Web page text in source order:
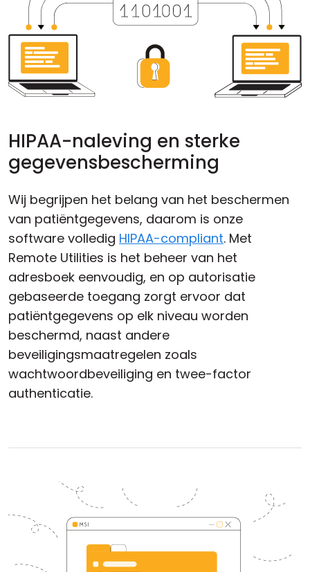
HIPAA-naleving en sterke
gegevensbescherming
Wij begrijpen het belang van het beschermen
van patiëntgegevens, daarom is onze
software volledig HIPAA-compliant. Met
Remote Utilities is het beheer van het
adresboek eenvoudig, en op autorisatie
gebaseerde toegang zorgt ervoor dat
patiëntgegevens op elk niveau worden
beschermd, naast andere
beveiligingsmaatregelen zoals
wachtwoordbeveiliging en twee-factor
authenticatie.